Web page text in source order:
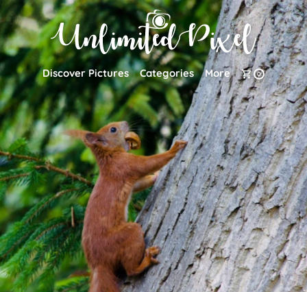
Discover Pictures Categories More 0